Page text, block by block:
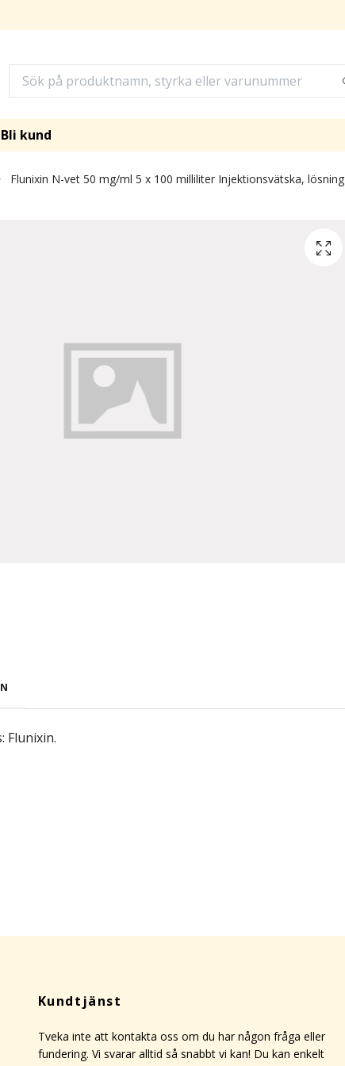
Bli kund
Flunixin N-vet 50 mg/ml 5 x 100 milliliter Injektionsvätska, lösning
Flunixin.
Kundtjänst
Tveka inte att kontakta oss om du har någon fråga eller
fundering. Vi svarar alltid så snabbt vi kan! Du kan enkelt